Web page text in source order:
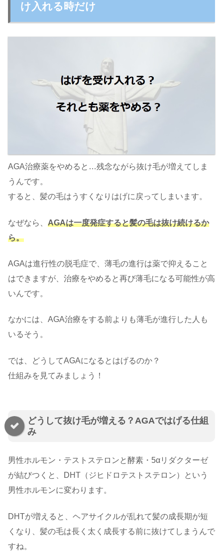
け入れる時だけ
AGA治療薬をやめると…残念ながら抜け毛が増えてしま
うんです。
すると、髪の毛はうすくなりはげに戻ってしまいます。
なぜなら、 AGAは一度発症すると髪の毛は抜け続けるか
ら。
AGAは進行性の脱毛症で、薄毛の進行は薬で抑えること
はできますが、治療をやめると再び薄毛になる可能性が高
いんです。
なかには、AGA治療をする前よりも薄毛が進行した人も
いるそう。
では、どうしてAGAになるとはげるのか？
仕組みを見てみましょう！
どうして抜け毛が増える？AGAではげる仕組
み
男性ホルモン・テストステロンと酵素・5αリダクターゼ
が結びつくと、DHT（ジヒドロテストステロン）という
男性ホルモンに変わります。
DHTが増えると、ヘアサイクルが乱れて髪の成長期が短
くなり、髪の毛は長く太く成長する前に抜けてしまうんで
すね。